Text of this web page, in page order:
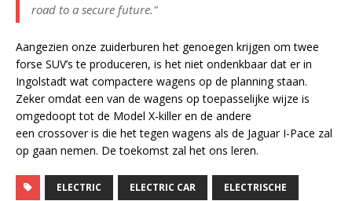
road to a secure future.”
Aangezien onze zuiderburen het genoegen krijgen om twee
forse SUV’s te produceren, is het niet ondenkbaar dat er in
Ingolstadt wat compactere wagens op de planning staan.
Zeker omdat een van de wagens op toepasselijke wijze is
omgedoopt tot de Model X-killer en de andere
een crossover is die het tegen wagens als de Jaguar I-Pace zal
op gaan nemen. De toekomst zal het ons leren.
ELECTRIC ELECTRIC CAR ELECTRISCHE